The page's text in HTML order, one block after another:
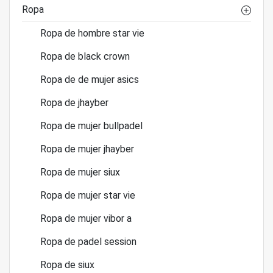
Ropa
Ropa de hombre star vie
Ropa de black crown
Ropa de de mujer asics
Ropa de jhayber
Ropa de mujer bullpadel
Ropa de mujer jhayber
Ropa de mujer siux
Ropa de mujer star vie
Ropa de mujer vibor a
Ropa de padel session
Ropa de siux